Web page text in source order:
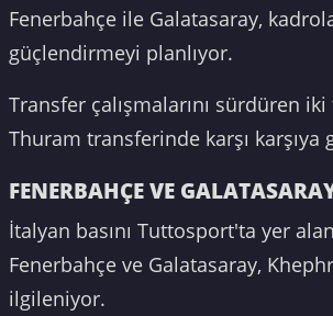
Fenerbahçe ile Galatasaray,
güçlendirmeyi planlıyor.
Transfer çalışmalarını sürdüren
Thuram transferinde karşı karşıya
FENERBAHÇE VE
İtalyan basını Tuttosport'ta yer
Fenerbahçe ve Galatasaray,
ilgileniyor.